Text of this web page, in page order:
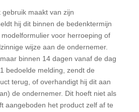
gebruik maakt van zijn
hij dit binnen de bedenktermijn
voor herroeping of
wijze aan de ondernemer.
binnen 14 dagen vanaf de dag
bedoelde melding, zendt de
terug, of overhandigt hij dit aan
de ondernemer. Dit hoeft niet als
aangeboden het product zelf af te